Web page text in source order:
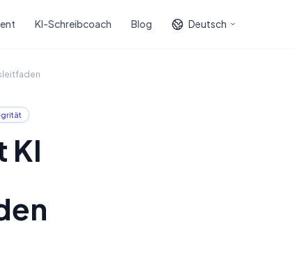
KI-Schreibcoach Blog Deutsch
KI